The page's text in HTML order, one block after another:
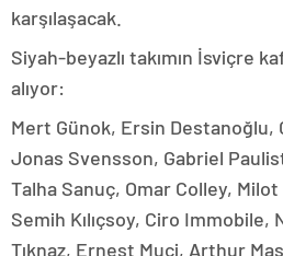
karşılaşacak.
Siyah-beyazlı takımın İsviçre
alıyor:
Mert Günok, Ersin Destanoğlu,
Jonas Svensson, Gabriel
Talha Sanuç, Omar Colley,
Semih Kılıçsoy, Ciro Immobile,
Tıknaz, Ernest Muçi, Arthur